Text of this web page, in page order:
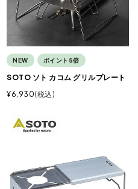
NEW ポイント5倍
SOTO ソト カコム グリルプレート
¥6,930 税込